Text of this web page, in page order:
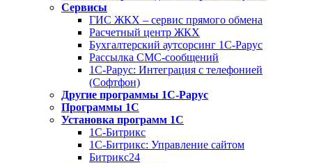
Сервисы
ГИС ЖКХ – сервис прямого обмена
Расчетный центр ЖКХ
Бухгалтерский аутсорсинг 1С-Рарус
Рассылка СМС-сообщений
1С-Рарус: Интеграция с телефонией
(Софтфон)
Другие программы 1С-Рарус
Программы 1С
Установка программ 1С
1С-Битрикс
1С-Битрикс: Управление сайтом
Битрикс24